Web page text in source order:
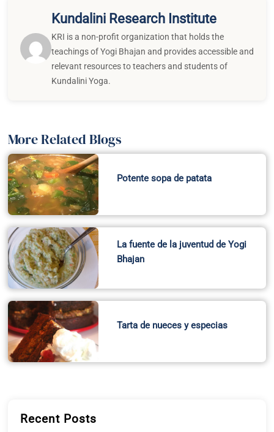
Kundalini Research Institute
KRI is a non-profit organization that holds the
teachings of Yogi Bhajan and provides accessible and
relevant resources to teachers and students of
Kundalini Yoga.
More Related Blogs
Potente sopa de patata
La fuente de la juventud de Yogi
Bhajan
Tarta de nueces y especias
Recent Posts